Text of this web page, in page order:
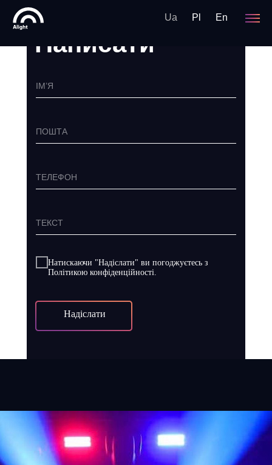
En
Ua Pl
Написати
ІМ’Я
ПОШТА
ТЕЛЕФОН
ТЕКСТ
Натискаючи "Надiслати" ви погоджуєтесь з
Політикою конфіденційності.
Надіслати